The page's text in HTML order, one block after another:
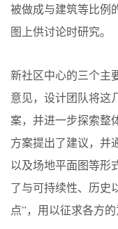
被做成与建筑等比例
图上供讨论时研究。
新社区中心的三个主
意见，设计团队将这
案，并进一步探索整
方案提出了建议，并
以及场地平面图等形
了与可持续性、历史
点”，用以征求各方的